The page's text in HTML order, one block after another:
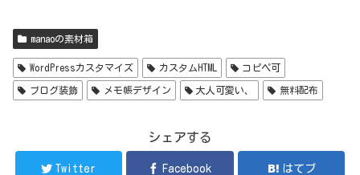
manaoの素材箱
WordPressカスタマイズ カスタムHTML コピペ可
ブログ装飾 メモ帳デザイン 大人可愛い、 無料配布
シェアする
Twitter Facebook はてブ